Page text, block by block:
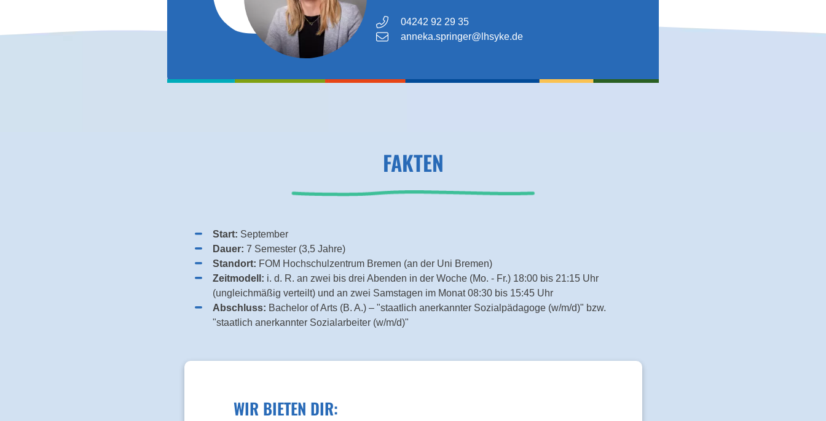
04242 92 29 35
anneka.springer@lhsyke.de
FAKTEN
Start: September
Dauer: 7 Semester (3,5 Jahre)
Standort: FOM Hochschulzentrum Bremen (an der Uni Bremen)
Zeitmodell: i. d. R. an zwei bis drei Abenden in der Woche (Mo. - Fr.) 18:00 bis 21:15 Uhr
(ungleichmäßig verteilt) und an zwei Samstagen im Monat 08:30 bis 15:45 Uhr
Abschluss: Bachelor of Arts (B. A.) – "staatlich anerkannter Sozialpädagoge (w/m/d)" bzw.
"staatlich anerkannter Sozialarbeiter (w/m/d)"
WIR BIETEN DIR: